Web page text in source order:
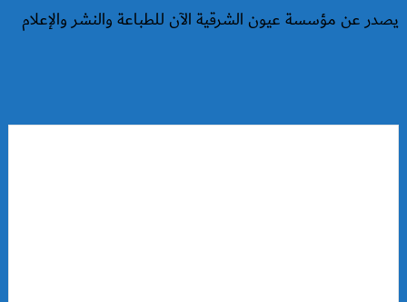
يصدر عن مؤسسة عيون الشرقية الآن للطباعة والنشر والإعلام